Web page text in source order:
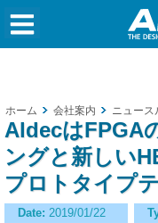
ホーム 会社案内 ニュース
AldecはFPGA
ングと新しい
プロトタイプ
Date: 2019/01/22